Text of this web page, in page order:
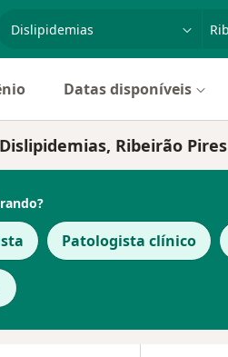
Datas disponíveis
Ribeirão Pires
Patologista clínico